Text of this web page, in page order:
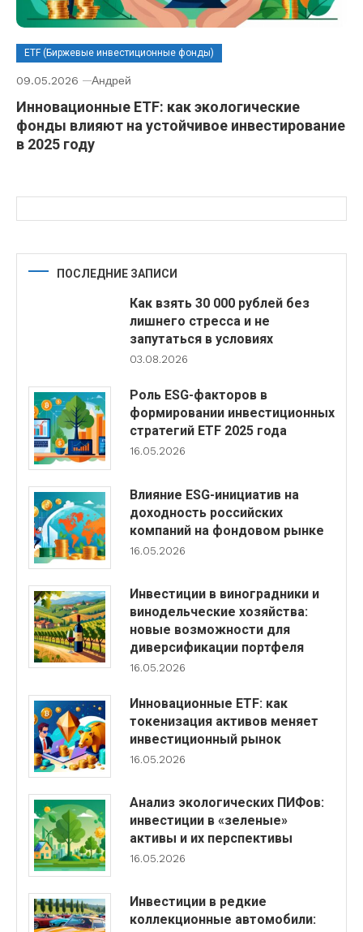
ETF (Биржевые инвестиционные фонды)
09.05.2026 Андрей
Инновационные ETF: как экологические
фонды влияют на устойчивое инвестирование
в 2025 году
ПОСЛЕДНИЕ ЗАПИСИ
Как взять 30 000 рублей без
лишнего стресса и не
запутаться в условиях
03.08.2026
Роль ESG-факторов в
формировании инвестиционных
стратегий ETF 2025 года
16.05.2026
Влияние ESG-инициатив на
доходность российских
компаний на фондовом рынке
16.05.2026
Инвестиции в виноградники и
винодельческие хозяйства:
новые возможности для
диверсификации портфеля
16.05.2026
Инновационные ETF: как
токенизация активов меняет
инвестиционный рынок
16.05.2026
Анализ экологических ПИФов:
инвестиции в «зеленые»
активы и их перспективы
16.05.2026
Инвестиции в редкие
коллекционные автомобили: